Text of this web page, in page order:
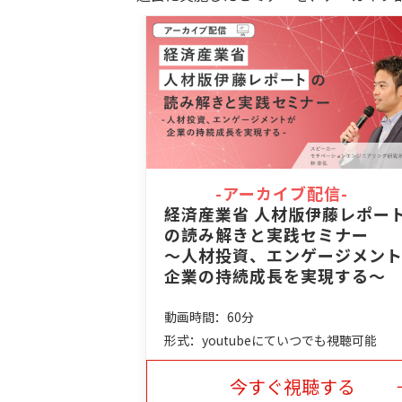
-アーカイブ配信-
経済産業省 人材版伊藤レポー
の読み解きと実践セミナー
～人材投資、エンゲージメン
企業の持続成長を実現する～
動画時間：60分
形式：youtubeにていつでも視聴可能
今すぐ視聴する